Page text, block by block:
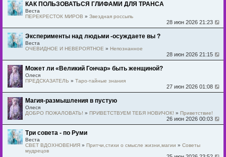
КАК ПОЛЬЗОВАТЬСЯ ГЛИФАМИ ДЛЯ ТРАНСА
Веста
ПЕРЕКРЕСТОК МИРОВ » Звездная россыпь
28 июн 2026 21:23
Эксперименты над людьми -осуждаете вы ?
Веста
ОЧЕВИДНОЕ И НЕВЕРОЯТНОЕ » Непознанное
28 июн 2026 21:15
Может ли «Великий Гончар» быть женщиной?
Олеся
ПРЕДСКАЗАТЕЛЬ » Таро-тайные знания
27 июн 2026 01:08
Магия-размышления в пустую
Олеся
ДОБРО ПОЖАЛОВАТЬ! » ПРИВЕТСТВУЕМ ТЕБЯ НОВИЧОК! » Приветствие!
26 июн 2026 00:03
Три совета - по Руми
Веста
СВЕТ ВДОХНОВЕНИЯ » Притчи,стихи о смысле жизни,магии » Советы
мудрецов